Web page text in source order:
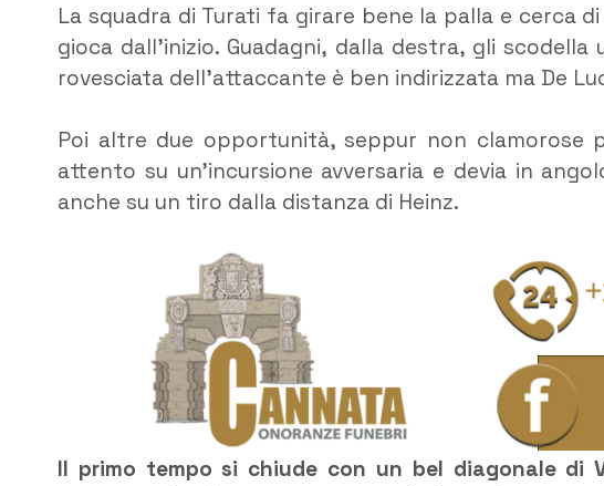
La squadra di Turati fa girare bene la palla e cerca
gioca dall’inizio. Guadagni, dalla destra, gli
rovesciata dell’attaccante è ben indirizzata ma De
Poi altre due opportunità, seppur non clamorose
attento su un’incursione avversaria e devia in
anche su un tiro dalla distanza di Heinz.
Il primo tempo si chiude con un bel diagonale di